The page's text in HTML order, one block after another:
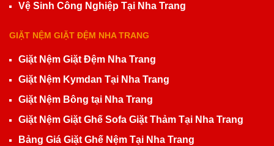
Vệ Sinh Công Nghiệp Tại Nha Trang
GIẶT NỆM GIẶT ĐỆM NHA TRANG
Giặt Nệm Giặt Đệm Nha Trang
Giặt Nệm Kymdan Tại Nha Trang
Giặt Nệm Bông tại Nha Trang
Giặt Nệm Giặt Ghế Sofa Giặt Thảm Tại Nha Trang
Bảng Giá Giặt Ghế Nệm Tại Nha Trang